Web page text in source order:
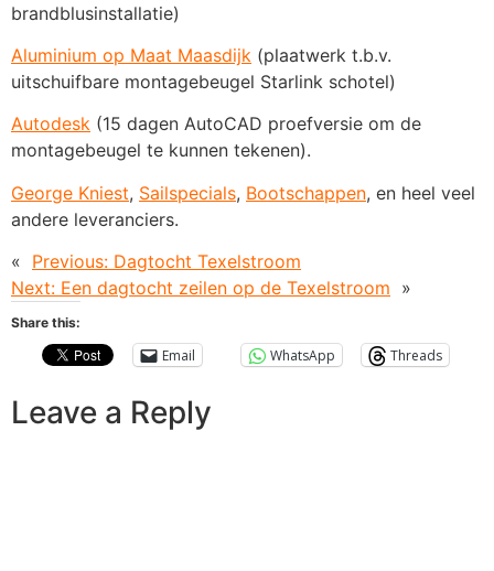
brandblusinstallatie)
Aluminium op Maat Maasdijk (plaatwerk t.b.v.
uitschuifbare montagebeugel Starlink schotel)
Autodesk (15 dagen AutoCAD proefversie om de
montagebeugel te kunnen tekenen).
George Kniest, Sailspecials, Bootschappen, en heel veel
andere leveranciers.
« Previous: Dagtocht Texelstroom
Next: Een dagtocht zeilen op de Texelstroom »
Share this:
Email WhatsApp Threads
Leave a Reply